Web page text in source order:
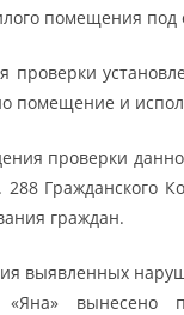
помещения под
проверки
помещение и
проверки
Гражданского
граждан.
выявленных
вынесено